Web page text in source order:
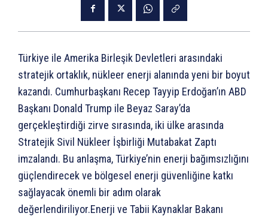
Türkiye ile Amerika Birleşik Devletleri arasındaki
stratejik ortaklık, nükleer enerji alanında yeni bir boyut
kazandı. Cumhurbaşkanı Recep Tayyip Erdoğan’ın ABD
Başkanı Donald Trump ile Beyaz Saray’da
gerçekleştirdiği zirve sırasında, iki ülke arasında
Stratejik Sivil Nükleer İşbirliği Mutabakat Zaptı
imzalandı. Bu anlaşma, Türkiye’nin enerji bağımsızlığını
güçlendirecek ve bölgesel enerji güvenliğine katkı
sağlayacak önemli bir adım olarak
değerlendiriliyor.Enerji ve Tabii Kaynaklar Bakanı